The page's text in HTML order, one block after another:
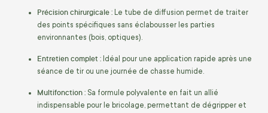
Précision chirurgicale : Le tube de diffusion permet de traiter
des points spécifiques sans éclabousser les parties
environnantes (bois, optiques).
Entretien complet : Idéal pour une application rapide après une
séance de tir ou une journée de chasse humide.
Multifonction : Sa formule polyvalente en fait un allié
indispensable pour le bricolage, permettant de dégripper et